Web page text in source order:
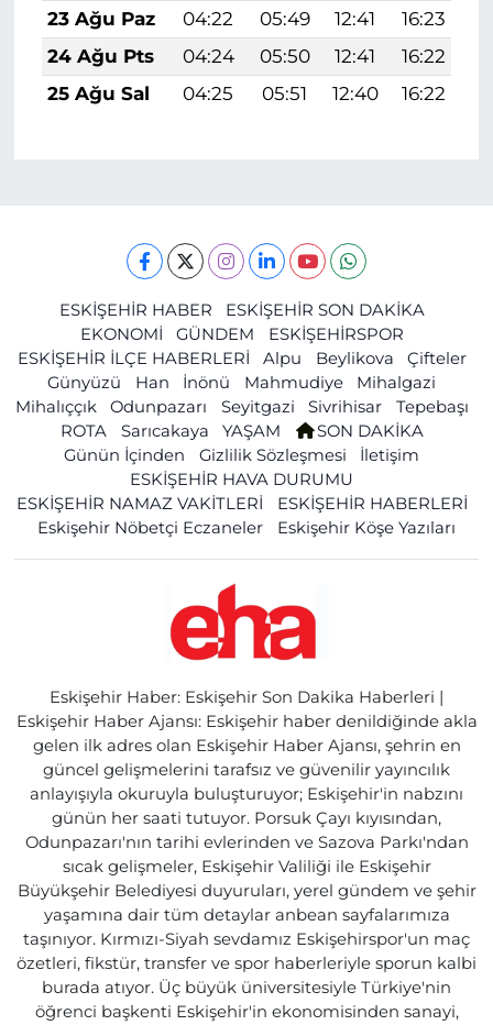
23 Ağu Paz 04:22 05:49 12:41 16:23
24 Ağu Pts
04:24 05:50 12:41 16:22
25 Ağu Sal
04:25 05:51 12:40 16:22
ESKİŞEHİR HABER
ESKİŞEHİR SON DAKİKA
EKONOMİ
GÜNDEM
ESKİŞEHİRSPOR
ESKİŞEHİR İLÇE HABERLERİ
Alpu Beylikova
Çifteler
Günyüzü
Han İnönü Mahmudiye
Mihalgazi
Mihalıççık
Odunpazarı Seyitgazi Sivrihisar
Tepebaşı
ROTA
Sarıcakaya YAŞAM
SON DAKİKA
Günün İçinden
Gizlilik Sözleşmesi
İletişim
ESKİŞEHİR HAVA DURUMU
ESKİŞEHİR NAMAZ VAKİTLERİ
ESKİŞEHİR HABERLERİ
Eskişehir Nöbetçi Eczaneler
Eskişehir Köşe Yazıları
Eskişehir Haber: Eskişehir Son Dakika Haberleri |
Eskişehir Haber Ajansı: Eskişehir haber denildiğinde akla
gelen ilk adres olan Eskişehir Haber Ajansı, şehrin en
güncel gelişmelerini tarafsız ve güvenilir yayıncılık
anlayışıyla okuruyla buluşturuyor; Eskişehir'in nabzını
günün her saati tutuyor. Porsuk Çayı kıyısından,
Odunpazarı'nın tarihi evlerinden ve Sazova Parkı'ndan
sıcak gelişmeler, Eskişehir Valiliği ile Eskişehir
Büyükşehir Belediyesi duyuruları, yerel gündem ve şehir
yaşamına dair tüm detaylar anbean sayfalarımıza
taşınıyor. Kırmızı-Siyah sevdamız Eskişehirspor'un maç
özetleri, fikstür, transfer ve spor haberleriyle sporun kalbi
burada atıyor. Üç büyük üniversitesiyle Türkiye'nin
öğrenci başkenti Eskişehir'in ekonomisinden sanayi,